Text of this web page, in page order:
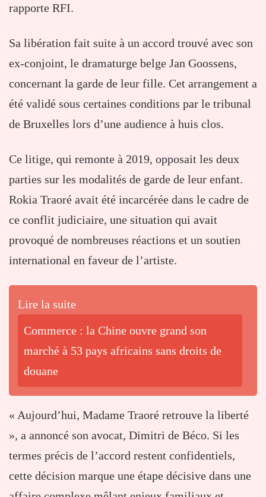
rapporte RFI.
Sa libération fait suite à un accord trouvé avec son
ex-conjoint, le dramaturge belge Jan Goossens,
concernant la garde de leur fille. Cet arrangement a
été validé sous certaines conditions par le tribunal
de Bruxelles lors d’une audience à huis clos.
Ce litige, qui remonte à 2019, opposait les deux
parties sur les modalités de garde de leur enfant.
Rokia Traoré avait été incarcérée dans le cadre de
ce conflit judiciaire, une situation qui avait
provoqué de nombreuses réactions et un soutien
international en faveur de l’artiste.
Lire la suite
Commerce : la Chine ouvre grand son
marché à 53 pays africains sans droits de
douane
« Aujourd’hui, Madame Traoré retrouve la liberté
», a annoncé son avocat, Dimitri de Béco. Si les
termes précis de l’accord restent confidentiels,
cette décision marque une étape décisive dans une